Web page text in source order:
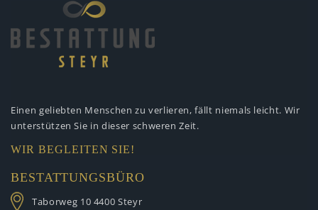
Einen geliebten Menschen zu verlieren, fällt niemals leicht. Wir
unterstützen Sie in dieser schweren Zeit.
WIR BEGLEITEN SIE!
BESTATTUNGSBÜRO
Taborweg 10 4400 Steyr